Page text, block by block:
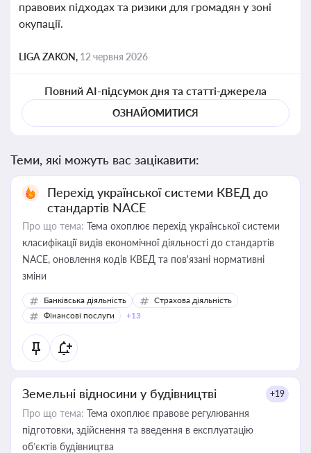
правових підходах та ризики для громадян у зоні
окупації.
LIGA ZAKON, 12 червня 2026
Повний AI-підсумок дня та статті-джерела
ОЗНАЙОМИТИСЯ
Теми, які можуть вас зацікавити:
Перехід української системи КВЕД до
стандартів NACE
Про що тема: Тема охоплює перехід української системи
класифікації видів економічної діяльності до стандартів
NACE, оновлення кодів КВЕД та пов'язані нормативні
зміни
Банківська діяльність
Страхова діяльність
Фінансові послуги
+13
Земельні відносини у будівництві +19
Про що тема: Тема охоплює правове регулювання
підготовки, здійснення та введення в експлуатацію
об’єктів будівництва